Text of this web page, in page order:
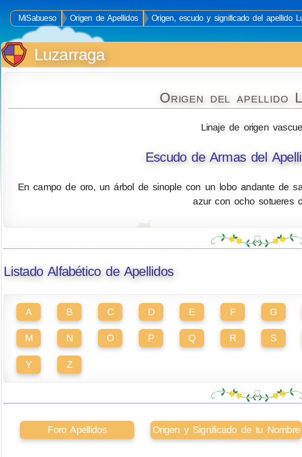
MiSabueso Origen de Apellidos
Origen, escudo y significado del apellido
Luzarraga
Origen del apellido
Linaje de origen
Escudo de Armas del
En campo de oro, un árbol de sinople con un lobo andante de
azur con ocho sotueres
Listado Alfabético de Apellidos
A B C D E F G
M N O P Q R S
Y Z
Foro Apellidos Origen y Significado de tu Nombre